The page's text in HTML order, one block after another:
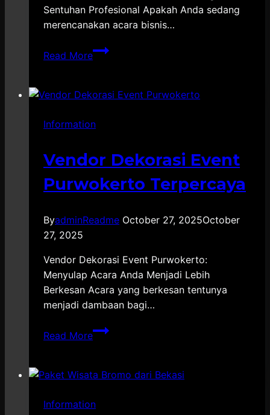
Sentuhan Profesional Apakah Anda sedang
merencanakan acara bisnis…
Read More
Corporate
Event
Semarang
Information
Vendor Dekorasi Event
Purwokerto Terpercaya
ByadminReadme October 27, 2025October
27, 2025
Vendor Dekorasi Event Purwokerto:
Menyulap Acara Anda Menjadi Lebih
Berkesan Acara yang berkesan tentunya
menjadi dambaan bagi…
Read More
Vendor
Dekorasi
Purwokerto
Information